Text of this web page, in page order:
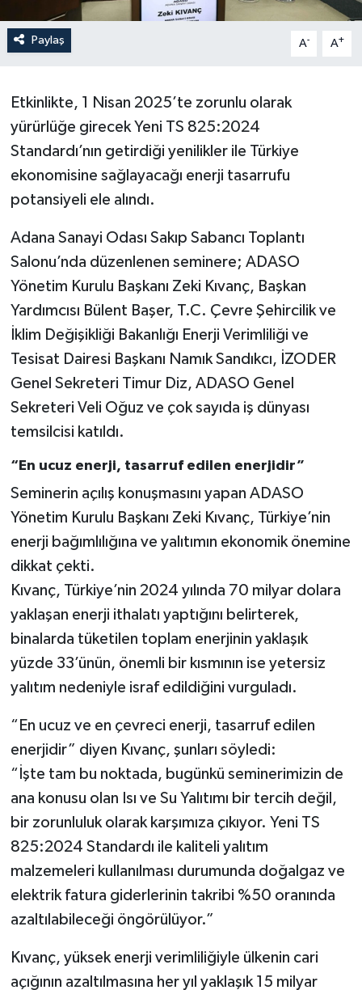
Paylaş A- A+
Etkinlikte, 1 Nisan 2025’te zorunlu olarak
yürürlüğe girecek Yeni TS 825:2024
Standardı’nın getirdiği yenilikler ile Türkiye
ekonomisine sağlayacağı enerji tasarrufu
potansiyeli ele alındı.
Adana Sanayi Odası Sakıp Sabancı Toplantı
Salonu’nda düzenlenen seminere; ADASO
Yönetim Kurulu Başkanı Zeki Kıvanç, Başkan
Yardımcısı Bülent Başer, T.C. Çevre Şehircilik ve
İklim Değişikliği Bakanlığı Enerji Verimliliği ve
Tesisat Dairesi Başkanı Namık Sandıkcı, İZODER
Genel Sekreteri Timur Diz, ADASO Genel
Sekreteri Veli Oğuz ve çok sayıda iş dünyası
temsilcisi katıldı.
“En ucuz enerji, tasarruf edilen enerjidir”
Seminerin açılış konuşmasını yapan ADASO
Yönetim Kurulu Başkanı Zeki Kıvanç, Türkiye’nin
enerji bağımlılığına ve yalıtımın ekonomik önemine
dikkat çekti.
Kıvanç, Türkiye’nin 2024 yılında 70 milyar dolara
yaklaşan enerji ithalatı yaptığını belirterek,
binalarda tüketilen toplam enerjinin yaklaşık
yüzde 33’ünün, önemli bir kısmının ise yetersiz
yalıtım nedeniyle israf edildiğini vurguladı.
“En ucuz ve en çevreci enerji, tasarruf edilen
enerjidir” diyen Kıvanç, şunları söyledi:
“İşte tam bu noktada, bugünkü seminerimizin de
ana konusu olan Isı ve Su Yalıtımı bir tercih değil,
bir zorunluluk olarak karşımıza çıkıyor. Yeni TS
825:2024 Standardı ile kaliteli yalıtım
malzemeleri kullanılması durumunda doğalgaz ve
elektrik fatura giderlerinin takribi %50 oranında
azaltılabileceği öngörülüyor.”
Kıvanç, yüksek enerji verimliliğiyle ülkenin cari
açığının azaltılmasına her yıl yaklaşık 15 milyar